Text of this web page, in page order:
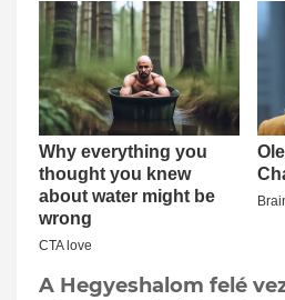
A Hegyeshalom felé